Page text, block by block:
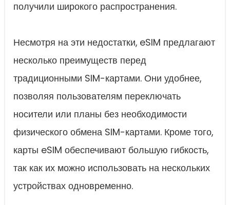
получили широкого распространения.
Несмотря на эти недостатки, eSIM предлагают
несколько преимуществ перед
традиционными SIM-картами. Они удобнее,
позволяя пользователям переключать
носители или планы без необходимости
физического обмена SIM-картами. Кроме того,
карты eSIM обеспечивают большую гибкость,
так как их можно использовать на нескольких
устройствах одновременно.